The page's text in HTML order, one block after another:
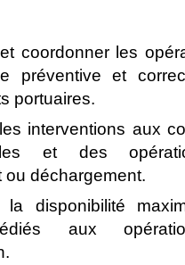
coordonner les
préventive et
portuaires.
interventions aux
et des
ou déchargement.
la disponibilité
aux